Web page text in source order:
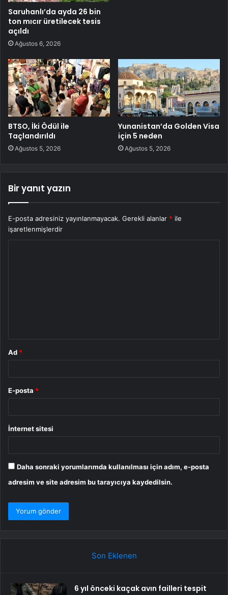
Saruhanlı’da ayda 26 bin
ton mıcır üretilecek tesis
açıldı
Ağustos 6, 2026
BTSO, İki Ödül ile
Taçlandırıldı
Ağustos 5, 2026
Yunanistan’da Golden Visa
için 5 neden
Ağustos 5, 2026
Bir yanıt yazın
E-posta adresiniz yayınlanmayacak. Gerekli alanlar * ile
işaretlenmişlerdir
Ad *
E-posta *
İnternet sitesi
Daha sonraki yorumlarımda kullanılması için adım, e-posta
adresim ve site adresim bu tarayıcıya kaydedilsin.
Son Eklenen
6 yıl önceki kaçak avın failleri tespit